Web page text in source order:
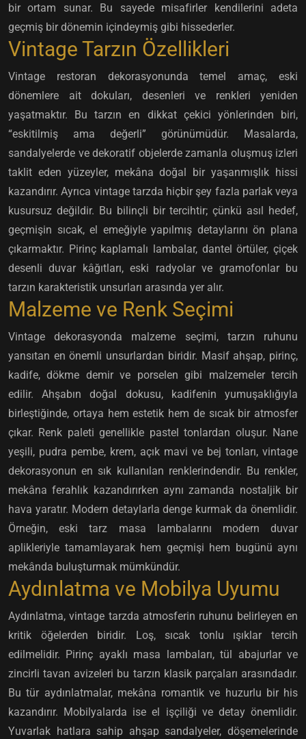
bir ortam sunar. Bu sayede misafirler kendilerini adeta
geçmiş bir dönemin içindeymiş gibi hissederler.
Vintage Tarzın Özellikleri
Vintage restoran dekorasyonunda temel amaç, eski
dönemlere ait dokuları, desenleri ve renkleri yeniden
yaşatmaktır. Bu tarzın en dikkat çekici yönlerinden biri,
“eskitilmiş ama değerli” görünümüdür. Masalarda,
sandalyelerde ve dekoratif objelerde zamanla oluşmuş izleri
taklit eden yüzeyler, mekâna doğal bir yaşanmışlık hissi
kazandırır. Ayrıca vintage tarzda hiçbir şey fazla parlak veya
kusursuz değildir. Bu bilinçli bir tercihtir; çünkü asıl hedef,
geçmişin sıcak, el emeğiyle yapılmış detaylarını ön plana
çıkarmaktır. Pirinç kaplamalı lambalar, dantel örtüler, çiçek
desenli duvar kâğıtları, eski radyolar ve gramofonlar bu
tarzın karakteristik unsurları arasında yer alır.
Malzeme ve Renk Seçimi
Vintage dekorasyonda malzeme seçimi, tarzın ruhunu
yansıtan en önemli unsurlardan biridir. Masif ahşap, pirinç,
kadife, dökme demir ve porselen gibi malzemeler tercih
edilir. Ahşabın doğal dokusu, kadifenin yumuşaklığıyla
birleştiğinde, ortaya hem estetik hem de sıcak bir atmosfer
çıkar. Renk paleti genellikle pastel tonlardan oluşur. Nane
yeşili, pudra pembe, krem, açık mavi ve bej tonları, vintage
dekorasyonun en sık kullanılan renklerindendir. Bu renkler,
mekâna ferahlık kazandırırken aynı zamanda nostaljik bir
hava yaratır. Modern detaylarla denge kurmak da önemlidir.
Örneğin, eski tarz masa lambalarını modern duvar
aplikleriyle tamamlayarak hem geçmişi hem bugünü aynı
mekânda buluşturmak mümkündür.
Aydınlatma ve Mobilya Uyumu
Aydınlatma, vintage tarzda atmosferin ruhunu belirleyen en
kritik öğelerden biridir. Loş, sıcak tonlu ışıklar tercih
edilmelidir. Pirinç ayaklı masa lambaları, tül abajurlar ve
zincirli tavan avizeleri bu tarzın klasik parçaları arasındadır.
Bu tür aydınlatmalar, mekâna romantik ve huzurlu bir his
kazandırır. Mobilyalarda ise el işçiliği ve detay önemlidir.
Yuvarlak hatlara sahip ahşap sandalyeler, döşemelerinde